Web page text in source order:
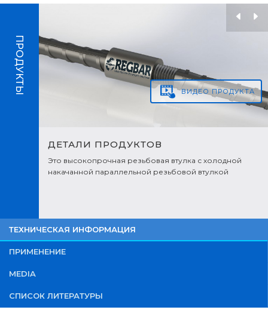
ПРОДУКТЫ
ДЕТАЛИ ПРОДУКТОВ
Это высокопрочная резьбовая втулка с холодной
накачанной параллельной резьбовой втулкой
ВИДЕО ПРОДУКТА
ТЕХНИЧЕСКАЯ ИНФОРМАЦИЯ
ПРИМЕНЕНИЕ
MEDIA
СПИСОК ЛИТЕРАТУРЫ